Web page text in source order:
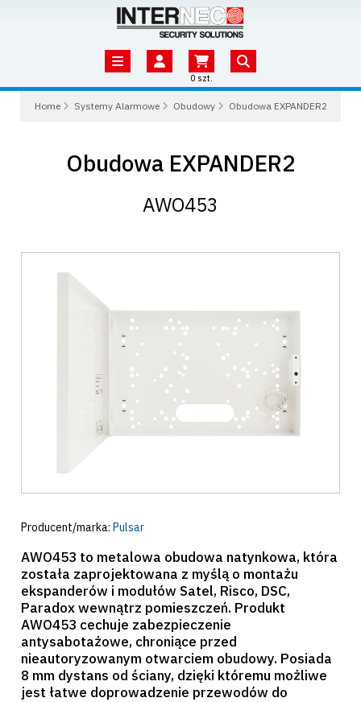
0 szt.
Home Systemy Alarmowe Obudowy Obudowa EXPANDER2
Obudowa EXPANDER2
AWO453
Producent/marka: Pulsar
AWO453 to metalowa obudowa natynkowa, która
została zaprojektowana z myślą o montażu
ekspanderów i modułów Satel, Risco, DSC,
Paradox wewnątrz pomieszczeń. Produkt
AWO453 cechuje zabezpieczenie
antysabotażowe, chroniące przed
nieautoryzowanym otwarciem obudowy. Posiada
8 mm dystans od ściany, dzięki któremu możliwe
jest łatwe doprowadzenie przewodów do